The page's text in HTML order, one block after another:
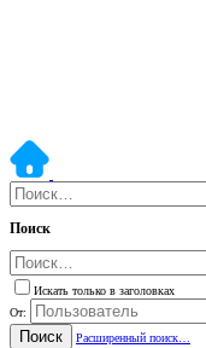
Поиск
Искать только в заголовках
От:
Поиск Расширенный поиск…